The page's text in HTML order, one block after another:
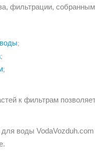
фильтрации,
;
;
;
к фильтрам
воды